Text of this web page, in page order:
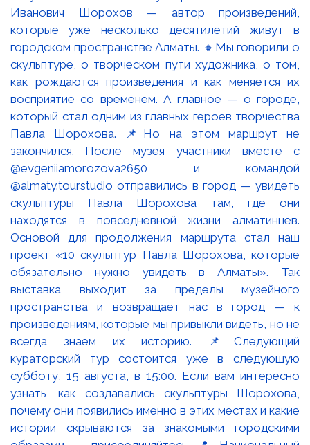
Иванович Шорохов — автор произведений,
которые уже несколько десятилетий живут в
городском пространстве Алматы. 🔸Мы говорили о
скульптуре, о творческом пути художника, о том,
как рождаются произведения и как меняется их
восприятие со временем. А главное — о городе,
который стал одним из главных героев творчества
Павла Шорохова. 📌Но на этом маршрут не
закончился. После музея участники вместе с
@evgeniiamorozova2650 и командой
@almaty.tourstudio отправились в город — увидеть
скульптуры Павла Шорохова там, где они
находятся в повседневной жизни алматинцев.
Основой для продолжения маршрута стал наш
проект «10 скульптур Павла Шорохова, которые
обязательно нужно увидеть в Алматы». Так
выставка выходит за пределы музейного
пространства и возвращает нас в город — к
произведениям, которые мы привыкли видеть, но не
всегда знаем их историю. 📌Следующий
кураторский тур состоится уже в следующую
субботу, 15 августа, в 15:00. Если вам интересно
узнать, как создавались скульптуры Шорохова,
почему они появились именно в этих местах и какие
истории скрываются за знакомыми городскими